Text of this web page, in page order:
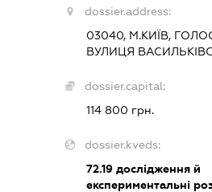
dossier.address:
03040, М.КИЇВ,
ВУЛИЦЯ
dossier.capital:
114 800 грн.
dossier.kveds:
72.19дослідження й
експериментальні